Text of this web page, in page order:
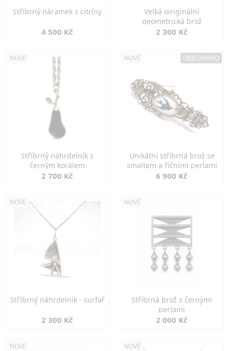
Stříbrný náramek s citríny
4 500 Kč
Velká oiriginální
geometrická brož
2 300 Kč
NOVÉ
Stříbrný náhrdelník s
černým korálem
2 700 Kč
NOVÉ OBJEDNÁNO
Unikátní stříbrná brož se
smaltem a říčními perlami
6 900 Kč
NOVÉ
Stříbrný náhrdelník - surfař
2 300 Kč
NOVÉ
Stříbrná brož s černými
perlami
2 000 Kč
NOVÉ NOVÉ